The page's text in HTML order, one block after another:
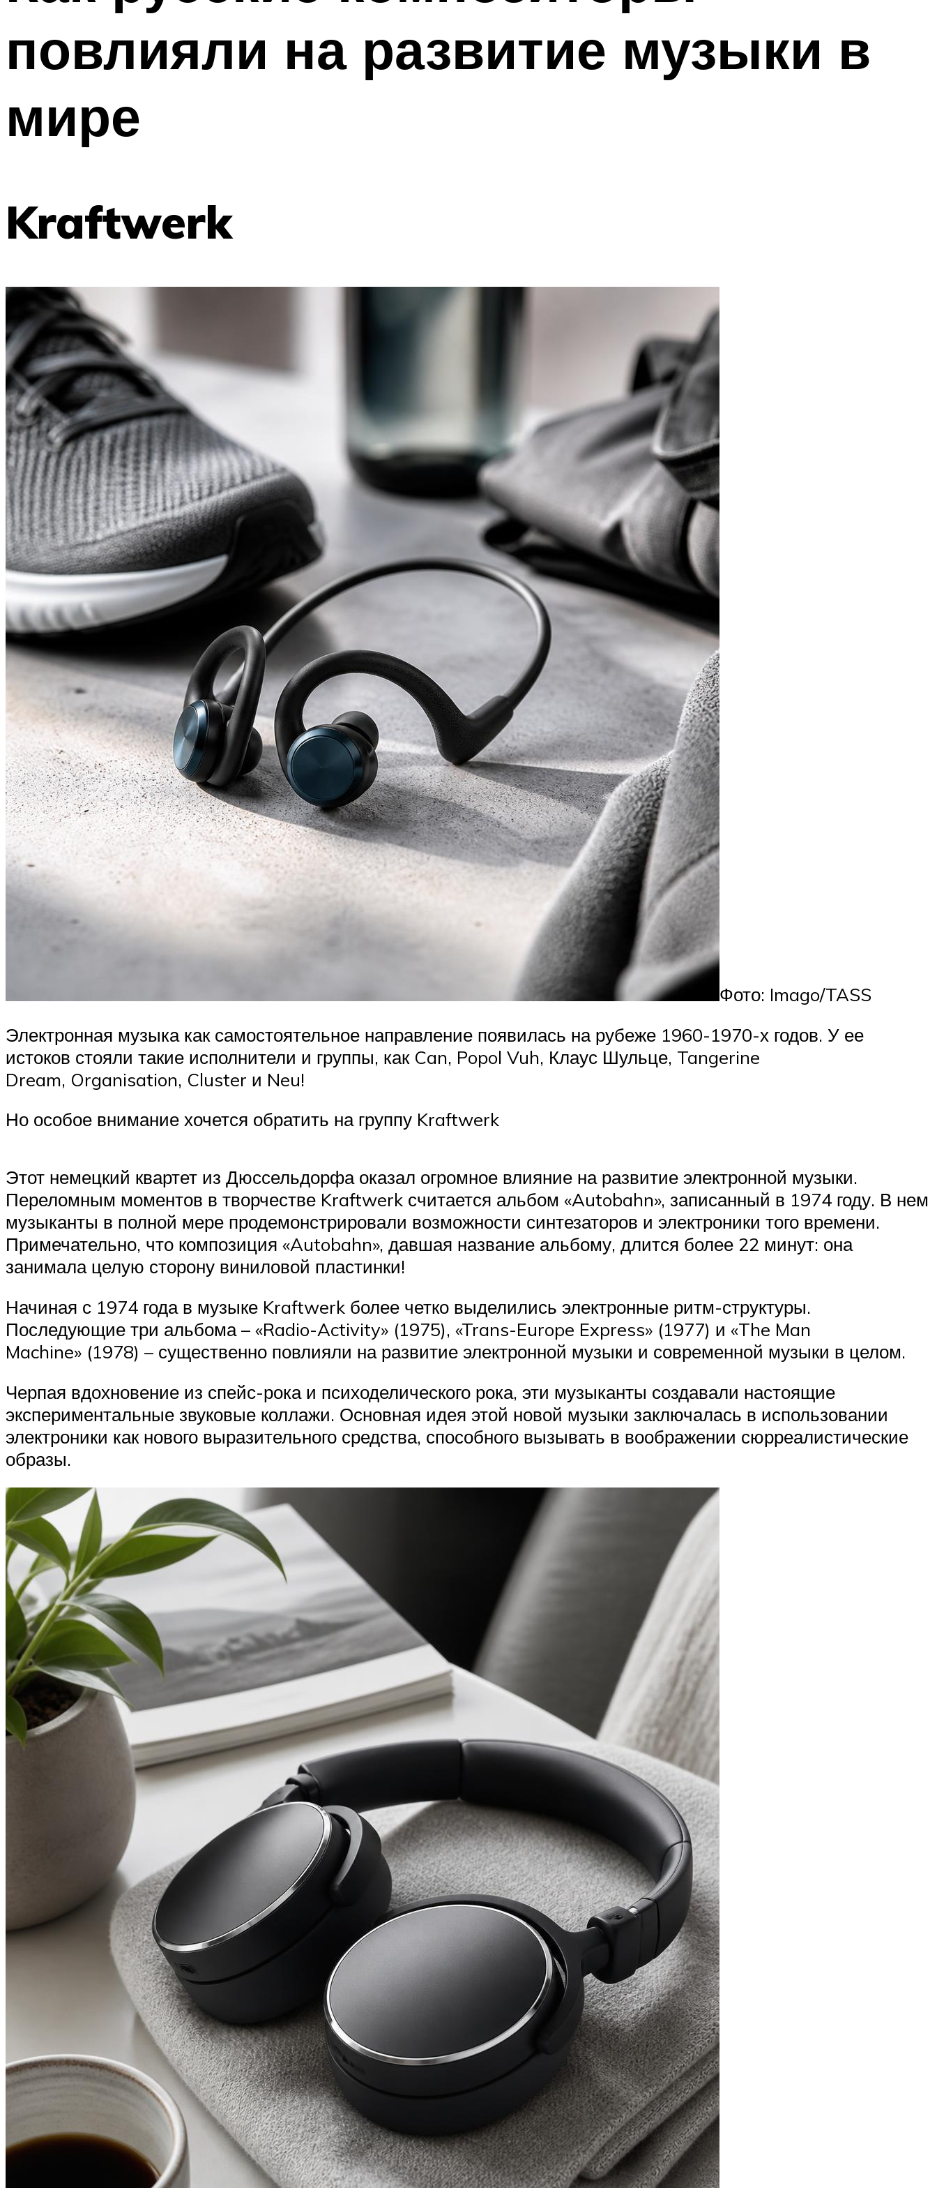
повлияли на развитие музыки в
мире
Kraftwerk
Фото: Imago/TASS
Электронная музыка как самостоятельное направление появилась на рубеже 1960-1970-х годов. У ее
истоков стояли такие исполнители и группы, как Can, Popol Vuh, Клаус Шульце, Tangerine
Dream, Organisation, Cluster и Neu!
Но особое внимание хочется обратить на группу Kraftwerk
Этот немецкий квартет из Дюссельдорфа оказал огромное влияние на развитие электронной музыки.
Переломным моментов в творчестве Kraftwerk считается альбом «Autobahn», записанный в 1974 году. В нем
музыканты в полной мере продемонстрировали возможности синтезаторов и электроники того времени.
Примечательно, что композиция «Autobahn», давшая название альбому, длится более 22 минут: она
занимала целую сторону виниловой пластинки!
Начиная с 1974 года в музыке Kraftwerk более четко выделились электронные ритм-структуры.
Последующие три альбома – «Radio-Activity» (1975), «Trans-Europe Express» (1977) и «The Man
Machine» (1978) – существенно повлияли на развитие электронной музыки и современной музыки в целом.
Черпая вдохновение из спейс-рока и психоделического рока, эти музыканты создавали настоящие
экспериментальные звуковые коллажи. Основная идея этой новой музыки заключалась в использовании
электроники как нового выразительного средства, способного вызывать в воображении сюрреалистические
образы.